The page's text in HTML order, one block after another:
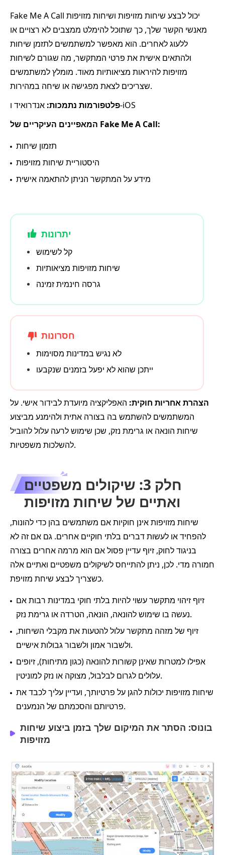
Fake Me A Call יכול לבצע שיחות מזויפות ושיחות מזויפות
מאנשי הקשר שלך, כך שתוכל להימלט ממצבים לא רצויים או
ללעוג לאחרים. הוא מאפשר למשתמשים לתזמן שיחות
ולהתאים אישית את פרטי המתקשר, מה שגורם לשיחות
מזויפות להיראות מציאותיות מאוד. מומלץ למשתמשים
שצריכים לצאת מפגישה או שיחה במהירות.
פלטפורמות נתמכות:אנדרואיד ו-iOS
המאפיינים העיקריים של Fake Me A Call:
תזמון שיחות
היסטוריית שיחות מזויפות
מידע על המתקשר הניתן להתאמה אישית
יתרונות
קל לשימוש
שיחות מזויפות מציאותיות
גרסה חינמית זמינה
חסרונות
לא נגיש במדינות מסוימות
ייתכן שהוא לא יפעל בזמנים שנקבעו
הצהרת אחריות חוקית: האפליקציה מיועדת לבידור אישי. על
המשתמשים להשתמש בה בצורה אתית ולהימנע מביצוע
שיחות הונאה או גרימת נזק, שכן שימוש לרעה עלול להוביל
להשלכות משפטיות.
חלק 3: שיקולים משפטיים
ואתיים של שיחות מזויפות
שיחות מזויפות אינן חוקיות אם משתמשים בהן כדי להונות,
להפחיד או לעשות דברים בלתי חוקיים אחרים. גם אם זה לא
בניגוד לחוק, זיוף עדיין פסול אם הוא מרמה אחרים בצורה
חמורה מדי. לכן, ניתן להתייחס לשיקולים משפטיים ואתיים אלה
כשצריך לבצע שיחת מזויפת.
זיוף זיהוי מתקשר עשוי להיות בלתי חוקי במדינות רבות אם
נעשה בו שימוש להונאה, הונאה, הטרדה או גרימת נזק.
זיוף של מזהה מתקשר עלול להטעות את מקבלי השיחות,
ולשבור אמון ולשבור גבולות אישיים.
אפילו למטרות שאינן קשורות להונאה (כגון מתיחות), זיופים
עלולים לגרום לבלבול, מצוקה או נזק למוניטין.
שיחות מזויפות יכולות להגן על פרטיותך, ועדיין עליך לכבד את
פרטיותם והסכמתם של הנמענים.
בונוס: הסתר את המיקום שלך בזמן ביצוע שיחות
מזויפות